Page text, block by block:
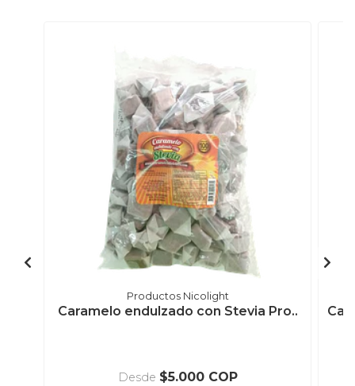
Productos Nicolight
Caramelo endulzado con Stevia Pro..
Desde $5.000 COP